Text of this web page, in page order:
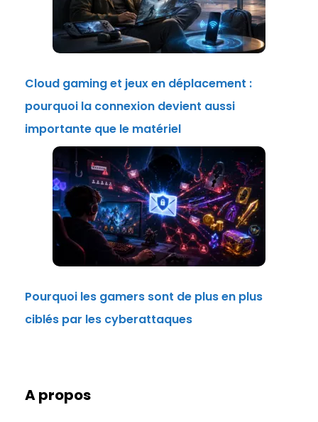
Cloud gaming et jeux en déplacement :
pourquoi la connexion devient aussi
importante que le matériel
Pourquoi les gamers sont de plus en plus
ciblés par les cyberattaques
A propos